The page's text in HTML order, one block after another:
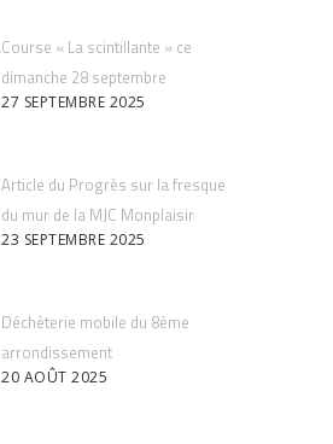
Course « La scintillante » ce
dimanche 28 septembre
27 SEPTEMBRE 2025
Article du Progrès sur la fresque
du mur de la MJC Monplaisir
23 SEPTEMBRE 2025
Déchèterie mobile du 8ème
arrondissement
20 AOÛT 2025